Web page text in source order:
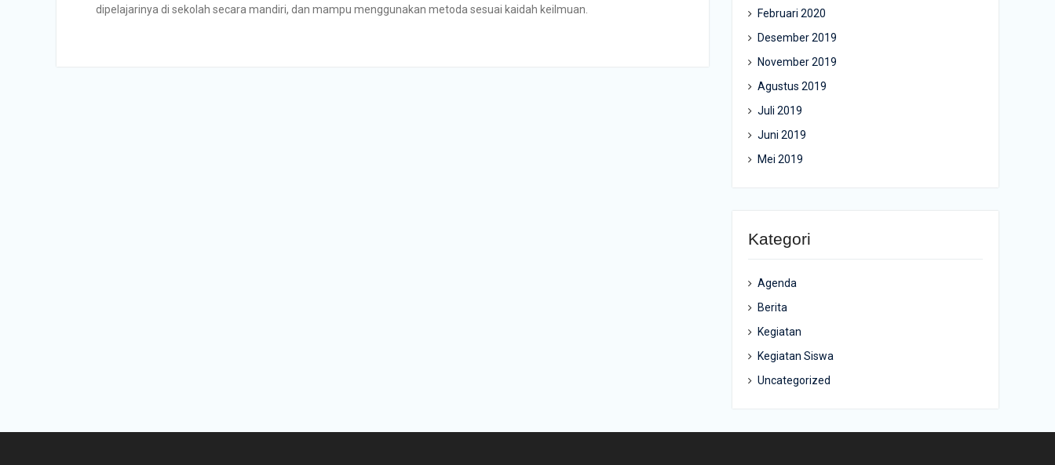
dipelajarinya di sekolah secara mandiri, dan mampu menggunakan metoda sesuai kaidah keilmuan.
Februari 2020
Desember 2019
November 2019
Agustus 2019
Juli 2019
Juni 2019
Mei 2019
Kategori
Agenda
Berita
Kegiatan
Kegiatan Siswa
Uncategorized